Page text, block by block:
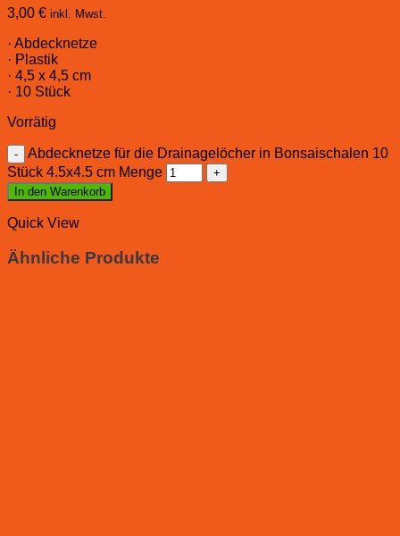
3,00 € inkl. Mwst.
· Abdecknetze
· Plastik
· 4,5 x 4,5 cm
· 10 Stück
Vorrätig
Abdecknetze für die Drainagelöcher in Bonsaischalen 10
Stück 4.5x4.5 cm Menge
In den Warenkorb
Quick View
Ähnliche Produkte